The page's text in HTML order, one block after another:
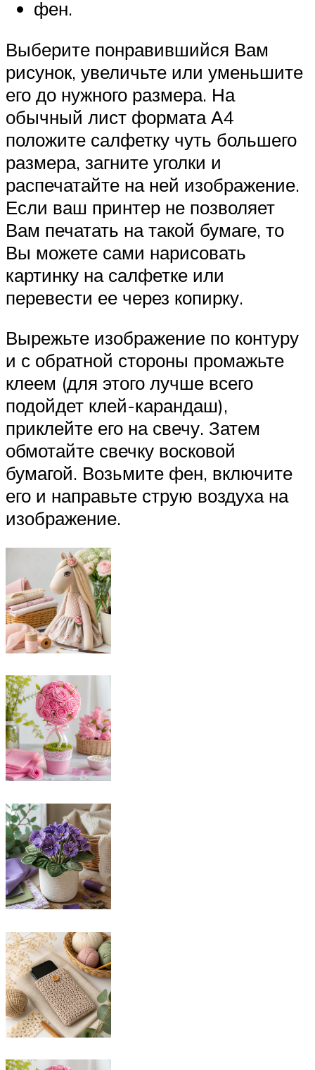
фен.
Выберите понравившийся Вам
рисунок, увеличьте или уменьшите
его до нужного размера. На
обычный лист формата А4
положите салфетку чуть большего
размера, загните уголки и
распечатайте на ней изображение.
Если ваш принтер не позволяет
Вам печатать на такой бумаге, то
Вы можете сами нарисовать
картинку на салфетке или
перевести ее через копирку.
Вырежьте изображение по контуру
и с обратной стороны промажьте
клеем (для этого лучше всего
подойдет клей-карандаш),
приклейте его на свечу. Затем
обмотайте свечку восковой
бумагой. Возьмите фен, включите
его и направьте струю воздуха на
изображение.